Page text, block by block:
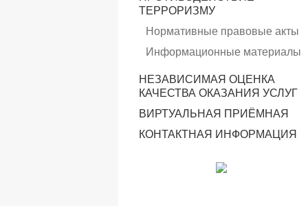
ТЕРРОРИЗМУ
Нормативные правовые акты
Информационные материалы
НЕЗАВИСИМАЯ ОЦЕНКА
КАЧЕСТВА ОКАЗАНИЯ УСЛУГ
ВИРТУАЛЬНАЯ ПРИЁМНАЯ
КОНТАКТНАЯ ИНФОРМАЦИЯ